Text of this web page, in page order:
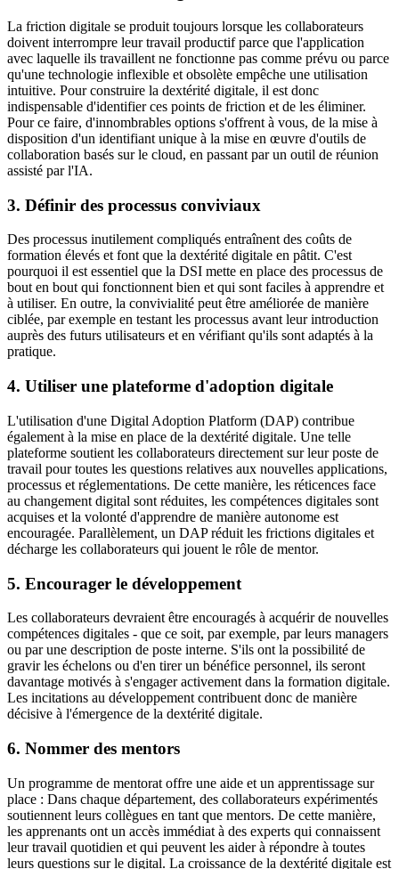
La friction digitale se produit toujours lorsque les collaborateurs
doivent interrompre leur travail productif parce que l'application
avec laquelle ils travaillent ne fonctionne pas comme prévu ou parce
qu'une technologie inflexible et obsolète empêche une utilisation
intuitive. Pour construire la dextérité digitale, il est donc
indispensable d'identifier ces points de friction et de les éliminer.
Pour ce faire, d'innombrables options s'offrent à vous, de la mise à
disposition d'un identifiant unique à la mise en œuvre d'outils de
collaboration basés sur le cloud, en passant par un outil de réunion
assisté par l'IA.
3. Définir des processus conviviaux
Des processus inutilement compliqués entraînent des coûts de
formation élevés et font que la dextérité digitale en pâtit. C'est
pourquoi il est essentiel que la DSI mette en place des processus de
bout en bout qui fonctionnent bien et qui sont faciles à apprendre et
à utiliser. En outre, la convivialité peut être améliorée de manière
ciblée, par exemple en testant les processus avant leur introduction
auprès des futurs utilisateurs et en vérifiant qu'ils sont adaptés à la
pratique.
4. Utiliser une plateforme d'adoption digitale
L'utilisation d'une Digital Adoption Platform (DAP) contribue
également à la mise en place de la dextérité digitale. Une telle
plateforme soutient les collaborateurs directement sur leur poste de
travail pour toutes les questions relatives aux nouvelles applications,
processus et réglementations. De cette manière, les réticences face
au changement digital sont réduites, les compétences digitales sont
acquises et la volonté d'apprendre de manière autonome est
encouragée. Parallèlement, un DAP réduit les frictions digitales et
décharge les collaborateurs qui jouent le rôle de mentor.
5. Encourager le développement
Les collaborateurs devraient être encouragés à acquérir de nouvelles
compétences digitales - que ce soit, par exemple, par leurs managers
ou par une description de poste interne. S'ils ont la possibilité de
gravir les échelons ou d'en tirer un bénéfice personnel, ils seront
davantage motivés à s'engager activement dans la formation digitale.
Les incitations au développement contribuent donc de manière
décisive à l'émergence de la dextérité digitale.
6. Nommer des mentors
Un programme de mentorat offre une aide et un apprentissage sur
place : Dans chaque département, des collaborateurs expérimentés
soutiennent leurs collègues en tant que mentors. De cette manière,
les apprenants ont un accès immédiat à des experts qui connaissent
leur travail quotidien et qui peuvent les aider à répondre à toutes
leurs questions sur le digital. La croissance de la dextérité digitale est